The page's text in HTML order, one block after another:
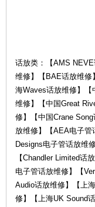
话放类：【AMS
维修】【BAE话放维
海Waves话放维修】【
维修】【中国Great
修】【中国Crane
放维修】【AEA电子管
Designs电子管话放维
【Chandler Limited话
电子管话放维修】【
Audio话放维修】【上
修】【上海UK Sound